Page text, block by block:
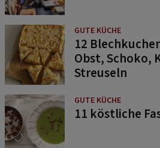
GUTE KÜCHE
12
Obst, Schoko,
Streuseln
GUTE KÜCHE
11 köstliche